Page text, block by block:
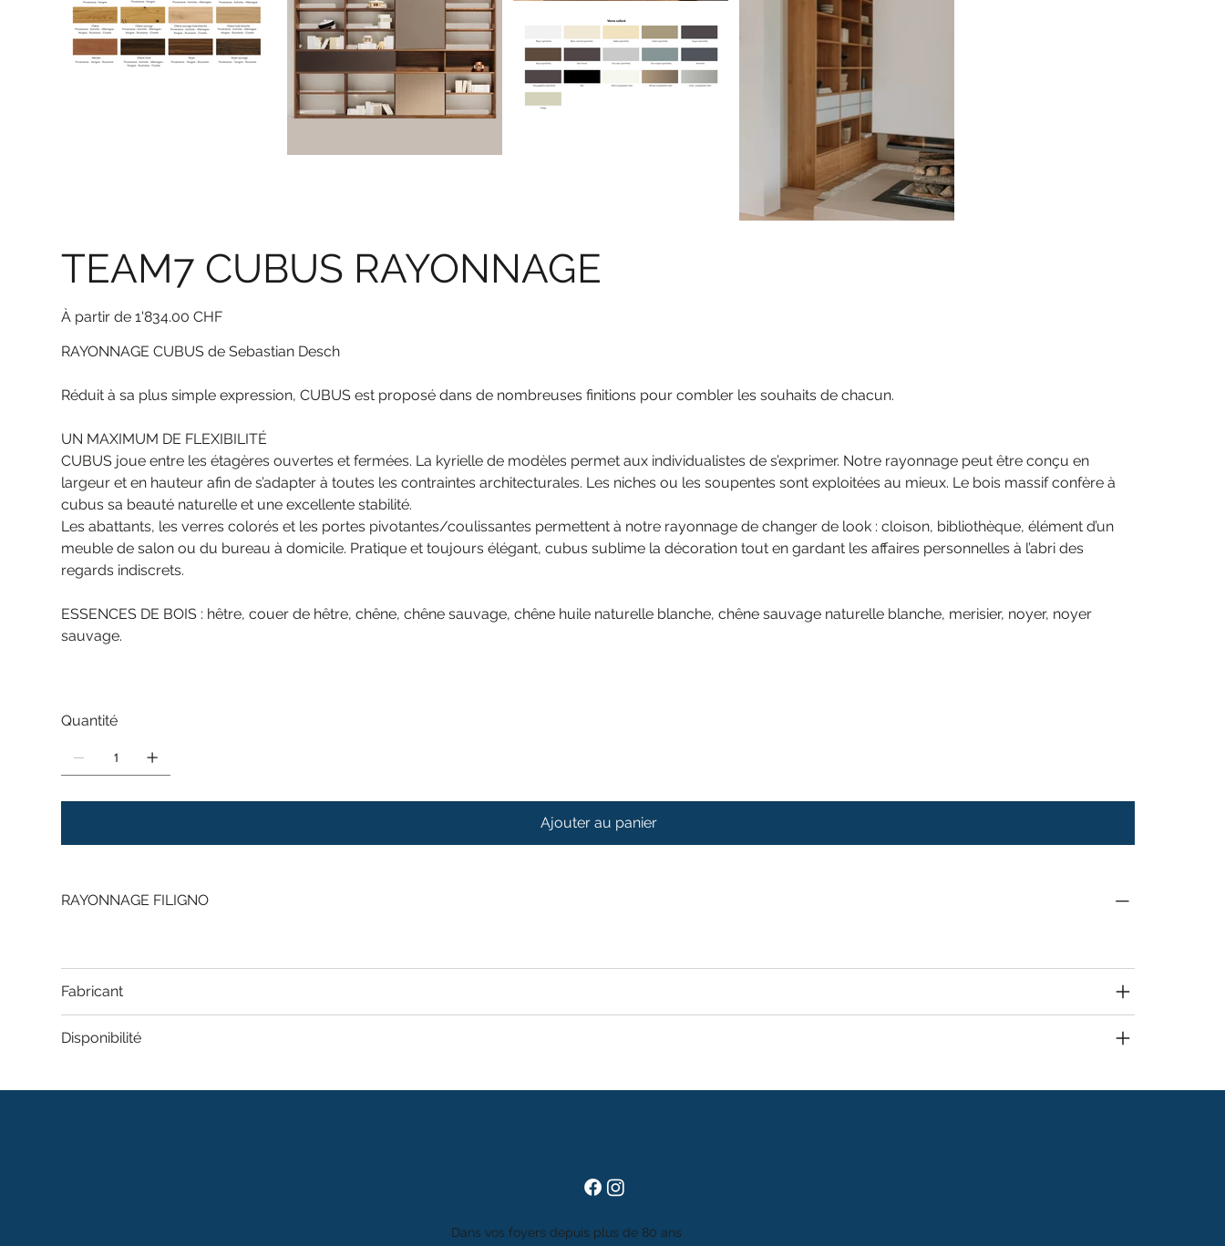
TEAM7 CUBUS RAYONNAGE
Prix
1'834.00 CHF
RAYONNAGE CUBUS de Sebastian Desch
Réduit à sa plus simple expression, CUBUS est proposé dans de nombreuses finitions pour combler les souhaits de chacun.
UN MAXIMUM DE FLEXIBILITÉ
CUBUS joue entre les étagères ouvertes et fermées. La kyrielle de modèles permet aux individualistes de s’exprimer. Notre rayonnage peut être conçu en
largeur et en hauteur afin de s’adapter à toutes les contraintes architecturales. Les niches ou les soupentes sont exploitées au mieux. Le bois massif confère à
cubus sa beauté naturelle et une excellente stabilité.
Les abattants, les verres colorés et les portes pivotantes/coulissantes permettent à notre rayonnage de changer de look : cloison, bibliothèque, élément d’un
meuble de salon ou du bureau à domicile. Pratique et toujours élégant, cubus sublime la décoration tout en gardant les affaires personnelles à l’abri des
regards indiscrets.
ESSENCES DE BOIS : hêtre, couer de hêtre, chêne, chêne sauvage, chêne huile naturelle blanche, chêne sauvage naturelle blanche, merisier, noyer, noyer
sauvage.
Quantité
Ajouter au panier
RAYONNAGE FILIGNO
Fabricant
Disponibilité
Dans vos foyers depuis plus de 80 ans